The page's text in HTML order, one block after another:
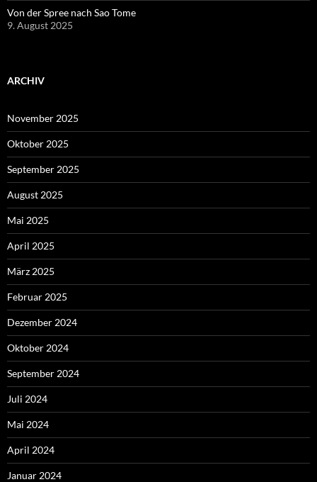
Von der Spree nach Sao Tome
9. August 2025
ARCHIV
November 2025
Oktober 2025
September 2025
August 2025
Mai 2025
April 2025
März 2025
Februar 2025
Dezember 2024
Oktober 2024
September 2024
Juli 2024
Mai 2024
April 2024
Januar 2024